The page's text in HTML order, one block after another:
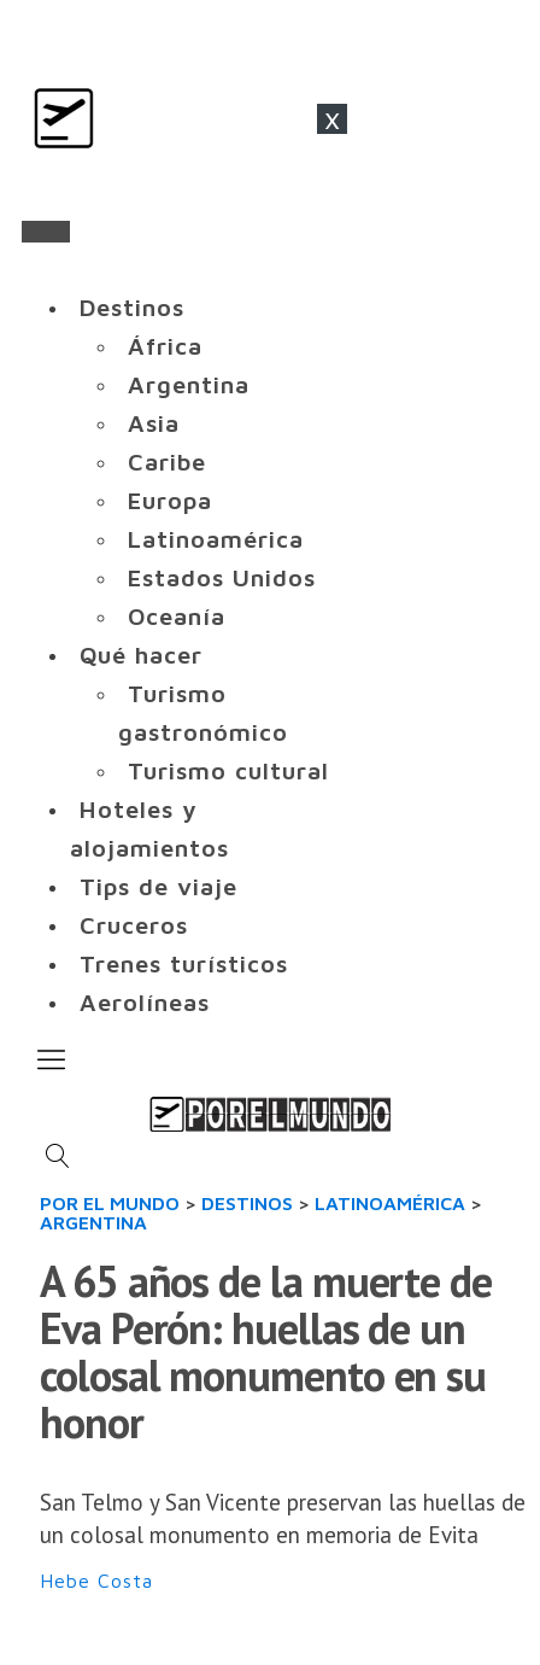
x
Destinos
África
Argentina
Asia
Caribe
Europa
Latinoamérica
Estados Unidos
Oceanía
Qué hacer
Turismo
gastronómico
Turismo cultural
Hoteles y
alojamientos
Tips de viaje
Cruceros
Trenes turísticos
Aerolíneas
POR EL MUNDO > DESTINOS > LATINOAMÉRICA >
ARGENTINA
A 65 años de la muerte de
Eva Perón: huellas de un
colosal monumento en su
honor
San Telmo y San Vicente preservan las huellas de
un colosal monumento en memoria de Evita
Hebe Costa